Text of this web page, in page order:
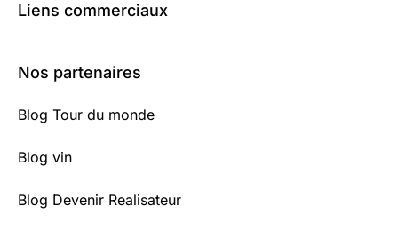
Liens commerciaux
Nos partenaires
Blog Tour du monde
Blog vin
Blog Devenir Realisateur